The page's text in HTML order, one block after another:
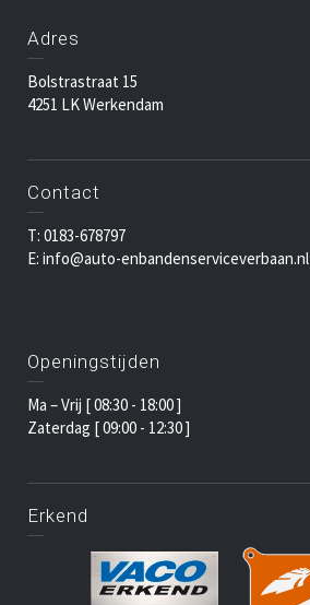
Adres
Bolstrastraat 15
4251 LK Werkendam
Contact
T: 0183-678797
E: info@auto-enbandenserviceverbaan.nl
Openingstijden
Ma – Vrij [ 08:30 - 18:00 ]
Zaterdag [ 09:00 - 12:30 ]
Erkend